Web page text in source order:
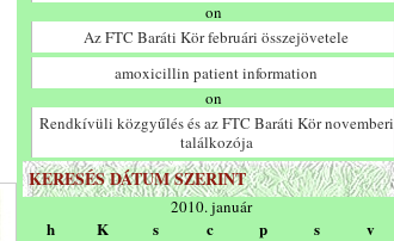
on
Az FTC Baráti Kör februári összejövetele
amoxicillin patient information
on
Rendkívüli közgyűlés és az FTC Baráti Kör novemberi
találkozója
KERESÉS DÁTUM SZERINT
2010. január
h K s c p s v